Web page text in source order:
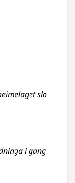
slo
i gang